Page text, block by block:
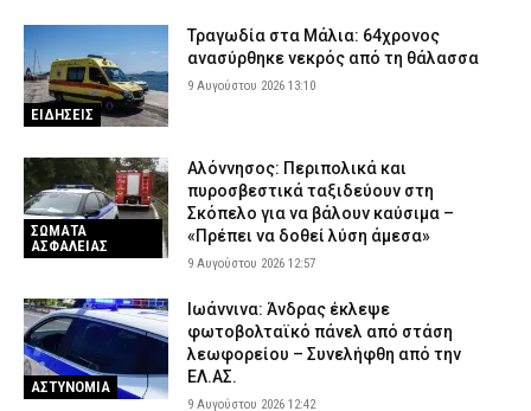
ΕΙΔΗΣΕΙΣ
Τραγωδία στα Μάλια: 64χρονος
ανασύρθηκε νεκρός από τη θάλασσα
9 Αυγούστου 2026 13:10
ΣΩΜΑΤΑ
ΑΣΦΑΛΕΙΑΣ
Αλόννησος: Περιπολικά και
πυροσβεστικά ταξιδεύουν στη
Σκόπελο για να βάλουν καύσιμα –
«Πρέπει να δοθεί λύση άμεσα»
9 Αυγούστου 2026 12:57
ΑΣΤΥΝΟΜΙΑ
Ιωάννινα: Άνδρας έκλεψε
φωτοβολταϊκό πάνελ από στάση
λεωφορείου – Συνελήφθη από την
ΕΛ.ΑΣ.
9 Αυγούστου 2026 12:42